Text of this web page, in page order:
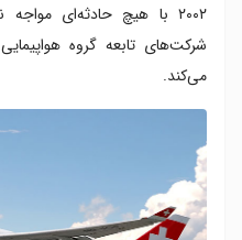
۲۰۰۲ با هیچ حادثه‌ای
می‌کند.